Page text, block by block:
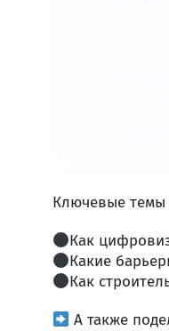
Ключевые темы
Как
Какие
Как
А также